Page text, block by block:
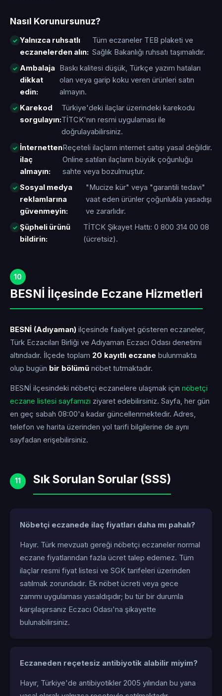
Nasıl Korunursunuz?
Yalnızca ruhsatlı
eczanelerden alın:
Tüm eczaneler TEB plaketi ve
Sağlık Bakanlığı ruhsatı taşımalıdır.
Ambalaja
dikkat
edin:
Baskı kalitesi düşük, Türkçe yazım hataları
olan veya garip koku veren ürünleri satın
almayın.
Karekod
sorgulayın:
Türkiye'deki ilaçlar üzerindeki karekodu
TİTCK'nın resmi uygulaması ile
doğrulayabilirsiniz.
İnternetten
ilaç
almayın:
Reçeteli ilaçların internet satışı yasal değildir.
Online satılan ilaçların büyük çoğunluğu
sahte veya bozulmuştur.
Sosyal medya
reklamlarına
güvenmeyin:
"Mucize kür" veya "garantili tedavi"
vaat eden ürünler çoğunlukla yasadışı
ve zararlıdır.
Şüpheli ürünü
bildirin:
TİTCK Şikayet Hattı: 0 800 314 00 08
(ücretsiz).
10
BESNİ İlçesinde Eczane Hizmetleri
BESNİ (Adıyaman) ilçesinde faaliyet gösteren eczaneler,
Türk Eczacıları Birliği ve Adıyaman Eczacı Odası denetimi
altındadır. İlçede toplam 20 kayıtlı eczane bulunmakta
olup bugün bir bölümü nöbet tutmaktadır.
BESNİ ilçesindeki nöbetçi eczanelere ulaşmak için nöbetçi
eczane listesi sayfamızı ziyaret edebilirsiniz. Sayfa, her gün
en geç sabah 08:00'a kadar güncellenmektedir. Adres,
telefon ve harita üzerinden yol tarifi bilgilerine de aynı
sayfadan erişebilirsiniz.
11 Sık Sorulan Sorular (SSS)
Nöbetçi eczanede ilaç fiyatları daha mı pahalı?
Hayır. Türk mevzuatı gereği nöbetçi eczaneler normal
eczane fiyatlarından fazla ücret talep edemez. Tüm
ilaçlar resmi fiyat listesi ve SGK tarifeleri üzerinden
satılmak zorundadır. Ek nöbet ücreti veya gece
zammı uygulaması yasaldışıdır; bu tür bir durumla
karşılaşırsanız Eczacı Odası'na şikayette
bulunabilirsiniz.
Eczaneden reçetesiz antibiyotik alabilir miyim?
Hayır, Türkiye'de antibiyotikler 2005 yılından bu yana